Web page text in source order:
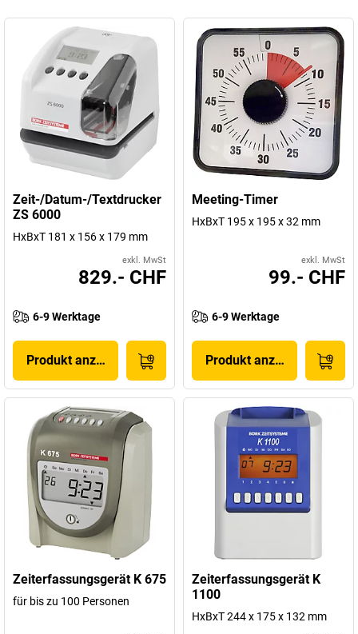
Zeit-/Datum-/Textdrucker
ZS 6000
HxBxT 181 x 156 x 179 mm
exkl. MwSt
829.- CHF
6-9 Werktage
Produkt anzeigen
Meeting-Timer
HxBxT 195 x 195 x 32 mm
exkl. MwSt
99.- CHF
6-9 Werktage
Produkt anzeigen
Zeiterfassungsgerät K 675
für bis zu 100 Personen
Zeiterfassungsgerät K
1100
HxBxT 244 x 175 x 132 mm